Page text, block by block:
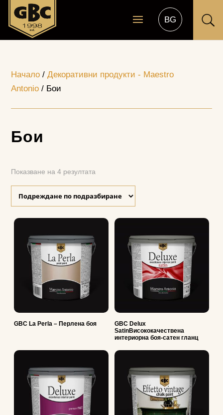
U
Начало /Декоративни продукти - Maestro
Antonio / Бои
Бои
Показване на 4 резултата
GBC La Perla – Перлена боя
GBC Delux
SatinВисококачествена
интериорна боя-сатен гланц